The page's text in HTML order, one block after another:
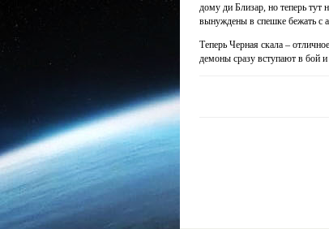
дому ди Близар, но теперь тут
вынуждены в спешке бежать с
Теперь Черная скала –
демоны сразу вступают в бой